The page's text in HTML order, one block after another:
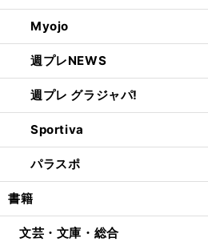
Myojo
週プレNEWS
週プレ グラジャパ!
Sportiva
パラスポ
書籍
文芸・文庫・総合